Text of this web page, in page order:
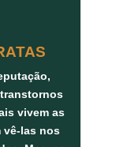
vivem as
vê-las nos